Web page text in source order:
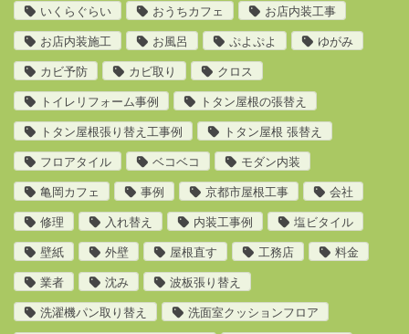
いくらぐらい おうちカフェ お店内装工事
お店内装施工 お風呂 ぷよぷよ ゆがみ
カビ予防 カビ取り クロス
トイレリフォーム事例 トタン屋根の張替え
トタン屋根張り替え工事例 トタン屋根 張替え
フロアタイル ベコベコ モダン内装
亀岡カフェ 事例 京都市屋根工事 会社
修理 入れ替え 内装工事例 塩ビタイル
壁紙 外壁 屋根直す 工務店 料金
業者 沈み 波板張り替え
洗濯機パン取り替え 洗面室クッションフロア